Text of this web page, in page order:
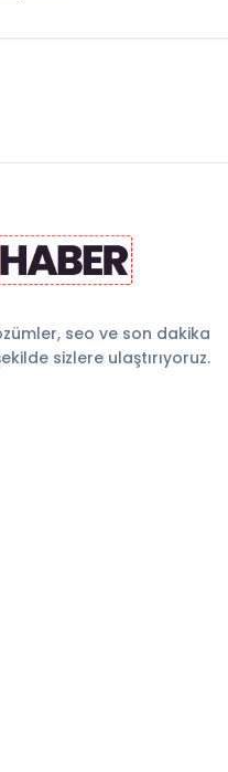
seo ve son dakika
sizlere ulaştırıyoruz.